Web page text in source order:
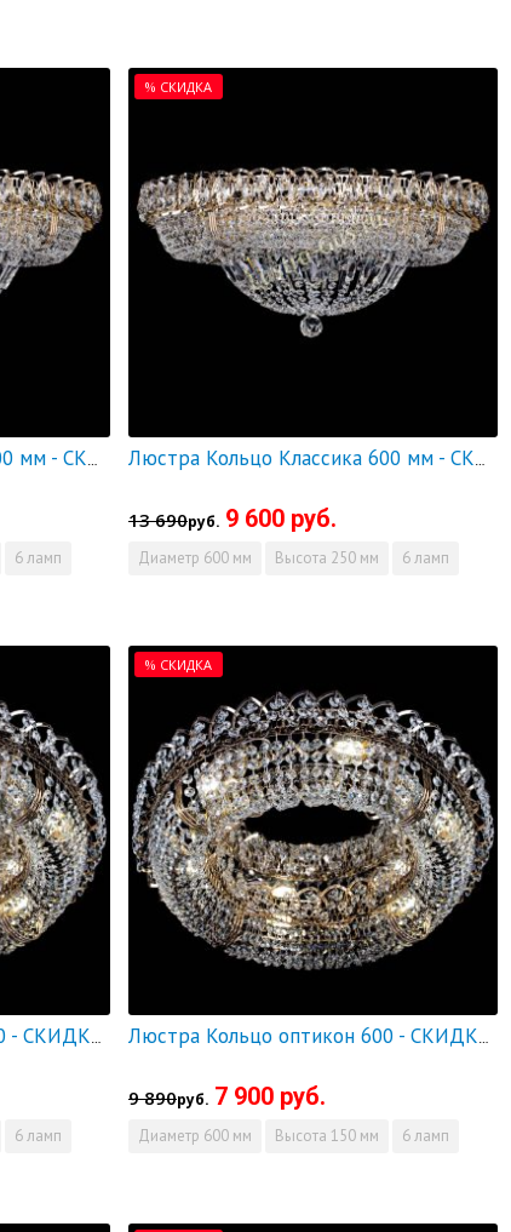
Люстра Кольцо Классика 500 мм - СКИДКА!!!
6 ламп
% СКИДКА
Люстра Кольцо Классика 600 мм - СКИДКА!!!
13 690руб. 9 600 руб.
Диаметр 600 мм Высота 250 мм 6 ламп
Люстра Кольцо оптикон 500 - СКИДКА!!!
6 ламп
% СКИДКА
Люстра Кольцо оптикон 600 - СКИДКА!!!
9 890руб. 7 900 руб.
Диаметр 600 мм Высота 150 мм 6 ламп